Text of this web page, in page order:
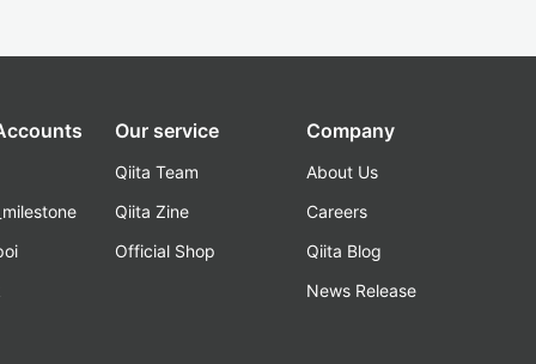
Our service
Qiita Team
Qiita Zine
Official Shop
Company
About Us
Careers
Qiita Blog
News Release